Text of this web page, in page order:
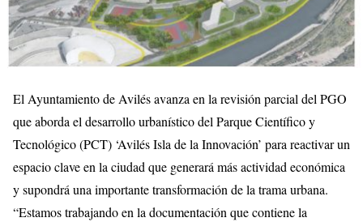
El Ayuntamiento de Avilés avanza en la revisión parcial del PGO
que aborda el desarrollo urbanístico del Parque Científico y
Tecnológico (PCT) ‘Avilés Isla de la Innovación’ para reactivar un
espacio clave en la ciudad que generará más actividad económica
y supondrá una importante transformación de la trama urbana.
“Estamos trabajando en la documentación que contiene la